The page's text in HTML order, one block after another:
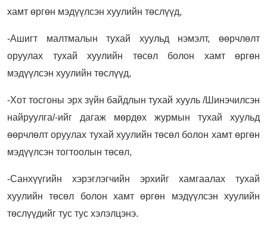
хамт өргөн мэдүүлсэн хуулийн төслүүд,
-Ашигт малтмалын тухай хуульд нэмэлт, өөрчлөлт
оруулах тухай хуулийн төсөл болон хамт өргөн
мэдүүлсэн хуулийн төслүүд,
-Хот тосгоны эрх зүйн байдлын тухай хууль /Шинэчилсэн
найруулга/-ийг дагаж мөрдөх журмын тухай хуульд
өөрчлөлт оруулах тухай хуулийн төсөл болон хамт өргөн
мэдүүлсэн тогтоолын төсөл,
-Санхүүгийн хэрэглэгчийн эрхийг хамгаалах тухай
хуулийн төсөл болон хамт өргөн мэдүүлсэн хуулийн
төслүүдийг тус тус хэлэлцэнэ.